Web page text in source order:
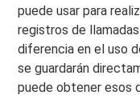
puede usar para
registros de
diferencia en el uso
se guardarán
puede obtener esos